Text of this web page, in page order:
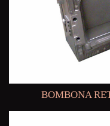
BOMBONA